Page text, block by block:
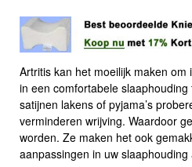
Artritis kan het moeilijk maken
in een comfortabele
satijnen lakens of pyjama’s
verminderen wrijving. Waardoor
worden. Ze maken het ook
aanpassingen in uw